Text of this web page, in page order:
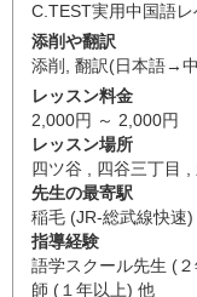
C.TEST実用中国語レ
添削や翻訳
添削 , 翻訳(日本語→
レッスン料金
2,000円 ～ 2,000円
レッスン場所
四ツ谷 , 四谷三丁目 ,
先生の最寄駅
稲毛 (JR-総武線快
指導経験
語学スクール先生 (
師 (１年以上) 他